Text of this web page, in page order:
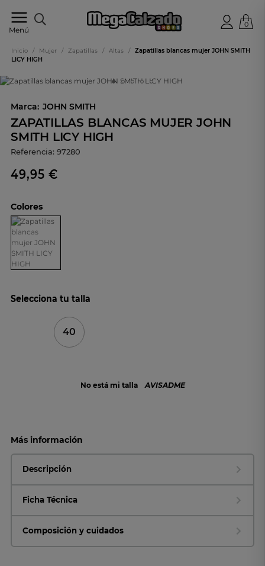
Menú
online
0
Inicio / Mujer / Zapatillas / Altas /
Zapatillas blancas mujer JOHN SMITH
LICY HIGH
Marca: JOHN SMITH
ZAPATILLAS BLANCAS MUJER JOHN
SMITH LICY HIGH
Referencia: 97280
49,95 €
Colores
Selecciona tu talla
40
No está mi talla AVISADME
Más información
Descripción
Ficha Técnica
Composición y cuidados